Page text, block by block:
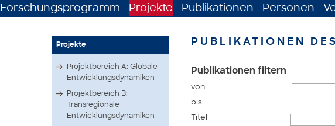
Forschungsprogramm Projekte Publikationen Personen
Projekte
Projektbereich A: Globale
Entwicklungsdynamiken
Projektbereich B:
Transregionale
Entwicklungsdynamiken
PUBLIKATIONEN
Publikationen filtern
von
bis
Titel